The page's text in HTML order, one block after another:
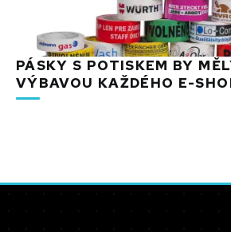
PÁSKY S POTISKEM BY
VÝBAVOU KAŽDÉHO E-